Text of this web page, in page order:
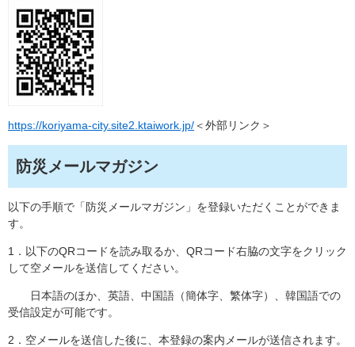
https://koriyama-city.site2.ktaiwork.jp/＜外部リンク＞
防災メールマガジン
以下の手順で「防災メールマガジン」を登録いただくことができま
す。
1．以下のQRコードを読み取るか、QRコード右脇の文字をクリック
して空メールを送信してください。
日本語のほか、英語、中国語（簡体字、繁体字）、韓国語での
受信設定が可能です。
2．空メールを送信した後に、本登録の案内メールが送信されます。